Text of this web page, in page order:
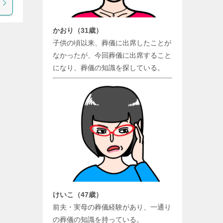
かおり（31歳）
子供の頃以来、葬儀に出席したことが
なかったが、今回葬儀に出席すること
になり、葬儀の知識を探している。
けいこ（47歳）
前夫・実母の葬儀経験があり、一通り
の葬儀の知識を持っている。